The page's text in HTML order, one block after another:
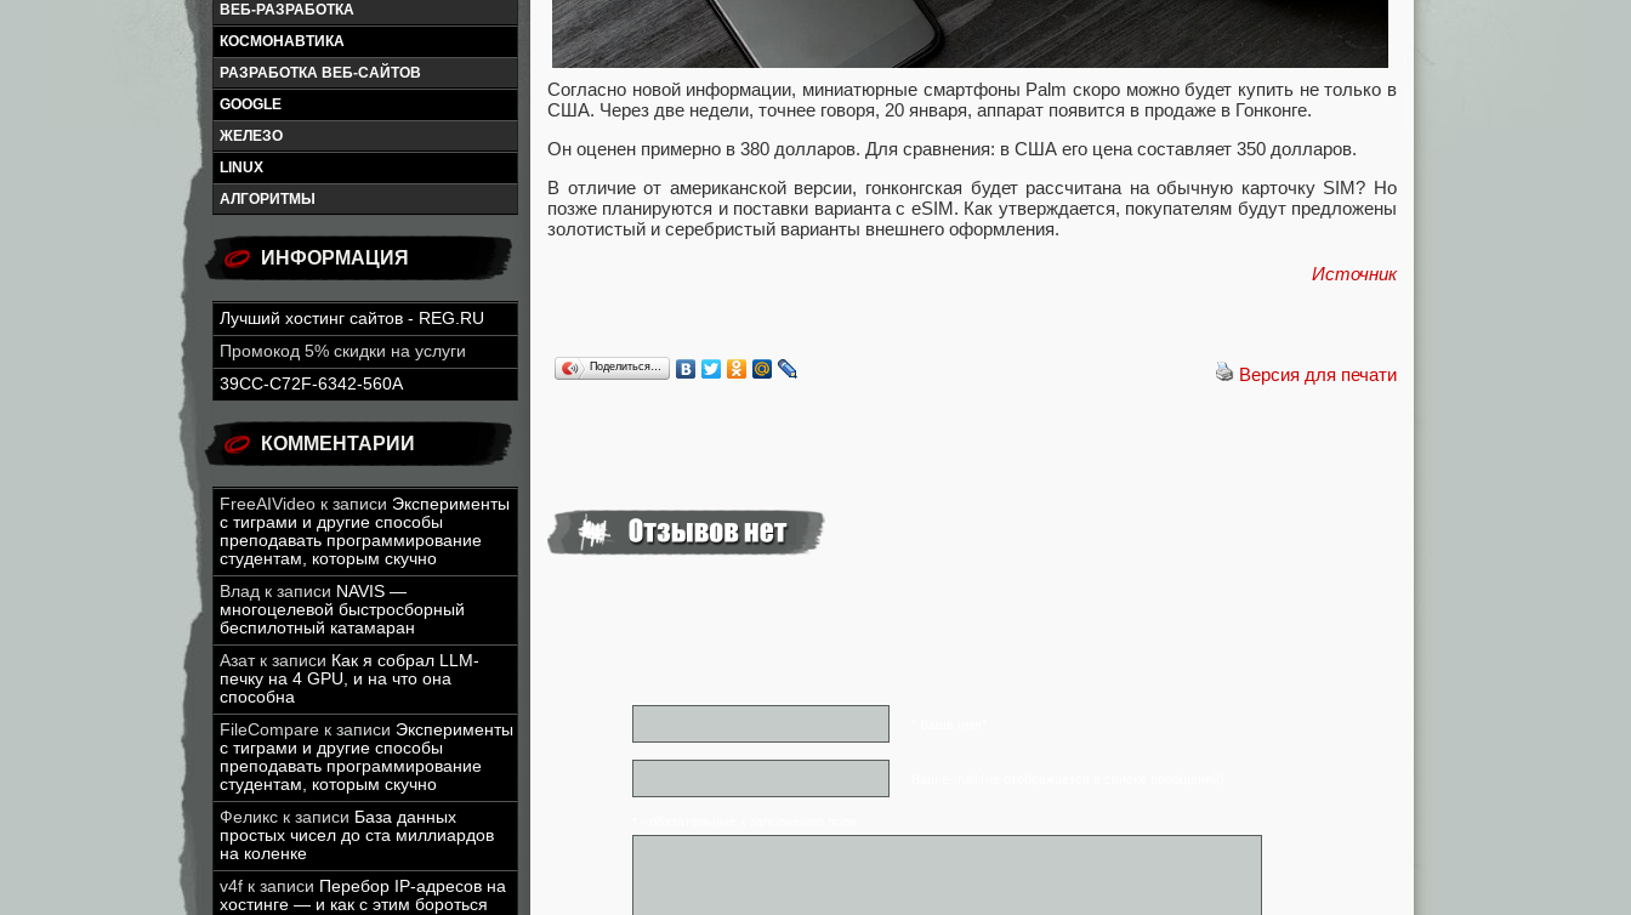
ВЕБ-РАЗРАБОТКА
КОСМОНАВТИКА
РАЗРАБОТКА ВЕБ-САЙТОВ
GOOGLE
ЖЕЛЕЗО
LINUX
АЛГОРИТМЫ
ИНФОРМАЦИЯ
Лучший хостинг сайтов - REG.RU
Промокод 5% скидки на услуги
39CC-C72F-6342-560A
КОММЕНТАРИИ
FreeAIVideo к записи Эксперименты
с тиграми и другие способы
преподавать программирование
студентам, которым скучно
Влад к записи NAVIS —
многоцелевой быстросборный
беспилотный катамаран
Азатк записи Как я собрал LLM-
печку на 4 GPU, и на что она
способна
FileCompare к записи Эксперименты
с тиграми и другие способы
преподавать программирование
студентам, которым скучно
Феликс к записи База данных
простых чисел до ста миллиардов
на коленке
v4f к записи Перебор IP-адресов на
хостинге — и как с этим бороться
Согласно новой информации, миниатюрные смартфоны Palm скоро можно будет купить не только в
США. Через две недели, точнее говоря, 20 января, аппарат появится в продаже в Гонконге.
Он оценен примерно в 380 долларов. Для сравнения: в США его цена составляет 350 долларов.
В отличие от американской версии, гонконгская будет рассчитана на обычную карточку SIM? Но
позже планируются и поставки варианта с eSIM. Как утверждается, покупателям будут предложены
золотистый и серебристый варианты внешнего оформления.
Источник
Версия для печати
Поделиться…